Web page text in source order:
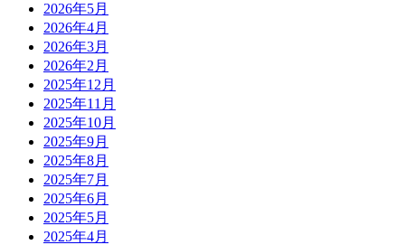
2026年5月
2026年4月
2026年3月
2026年2月
2025年12月
2025年11月
2025年10月
2025年9月
2025年8月
2025年7月
2025年6月
2025年5月
2025年4月